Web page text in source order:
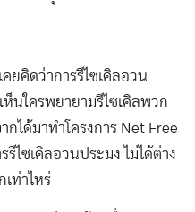
ยคิดว่าการรีไซเคิลอวน
ห็นใครพยายามรีไซเคิลพวก
ด้มาทำโครงการ Net Free
รีไซเคิลอวนประมง ไม่ได้ต่าง
เท่าไหร่